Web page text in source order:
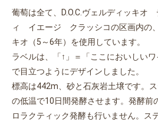
葡萄は全て、D.O.C.ヴェルディッキ
ィ イエージ クラッシコの区画内の
キオ（5～6年）を使用しています。
ラベルは、「↑」＝「ここにおいしい
で目立つようにデザインしました。
標高は442m、砂と石灰岩土壌です。
の低温で10日間発酵させます。発酵前
ロラクティック発酵も行いません。ス